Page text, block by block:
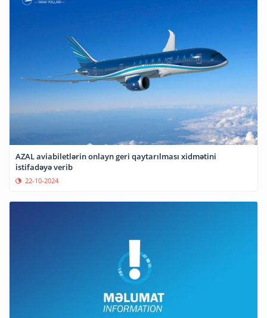
AZAL aviabiletlərin onlayn geri qaytarılması xidmətini
istifadəyə verib
22-10-2024